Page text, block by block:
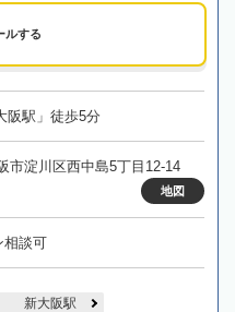
ルする
阪駅」徒歩5分
市淀川区西中島5丁目12-14
地図
相談可
新大阪駅